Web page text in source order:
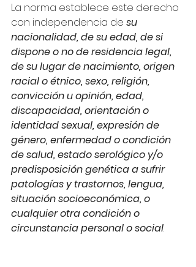
La norma establece este derecho
con independencia de su
nacionalidad, de su edad, de si
dispone o no de residencia legal,
de su lugar de nacimiento, origen
racial o étnico, sexo, religión,
convicción u opinión, edad,
discapacidad, orientación o
identidad sexual, expresión de
género, enfermedad o condición
de salud, estado serológico y/o
predisposición genética a sufrir
patologías y trastornos, lengua,
situación socioeconómica, o
cualquier otra condición o
circunstancia personal o social.